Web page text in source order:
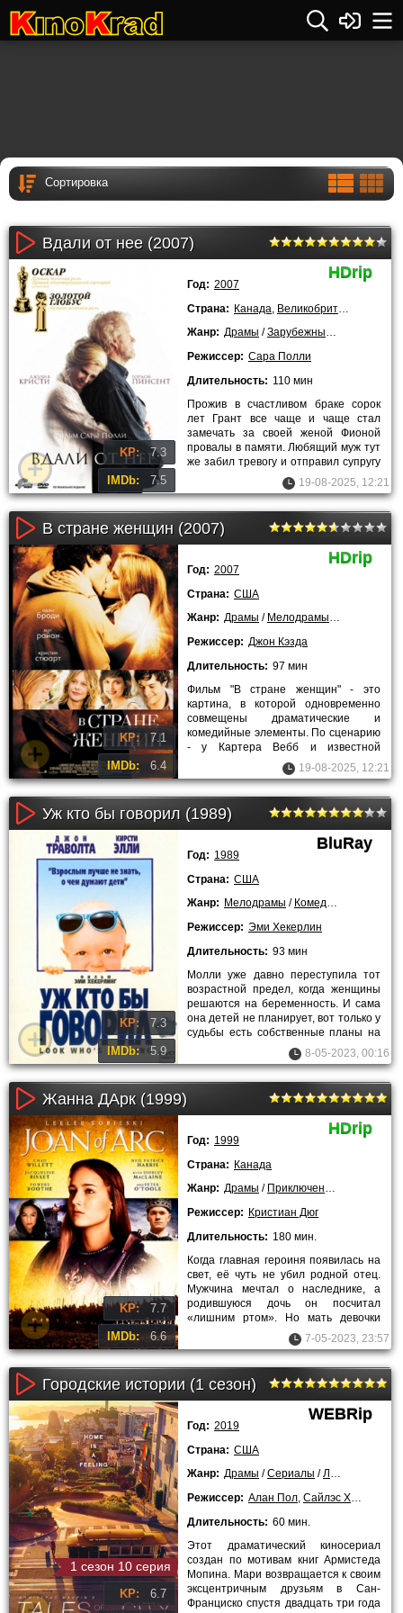
Вдали от нее (2007)
KP: 7.3
IMDb: 7.5
HDrip
Год: 2007
Страна: Канада Великобритания
Жанр: Драмы /Зарубежные /
Режиссер: Сара Полли
Длительность: 110 мин
Прожив в счастливом браке сорок
лет Грант все чаще и чаще стал
замечать за своей женой Фионой
провалы в памяти. Любящий муж тут
же забил тревогу и отправил супругу
19-08-2025, 12:21
В стране женщин (2007)
KP: 7.1
IMDb: 6.4
HDrip
Год: 2007
Страна: США
Жанр: Драмы / Мелодрамы/Комедии
Режиссер: Джон Кэзда
Длительность: 97 мин
Фильм "В стране женщин" - это
картина, в которой одновременно
совмещены драматические и
комедийные элементы. По сценарию
- у Картера Вебб и известной
актрисы Софии не сложилось с
19-08-2025, 12:21
Уж кто бы говорил (1989)
KP: 7.3
IMDb: 5.9
BluRay
Год: 1989
Страна: США
Жанр: Мелодрамы / Комедии
Режиссер: Эми Хекерлин
Длительность: 93 мин
Молли уже давно переступила тот
возрастной предел, когда женщины
решаются на беременность. И сама
она детей не планирует, вот только у
судьбы есть собственные планы на
8-05-2023, 00:16
Жанна ДАрк (1999)
KP: 7.7
IMDb: 6.6
HDrip
Год: 1999
Страна: Канада
Жанр: Драмы / Приключения
Режиссер: Кристиан Дюг
Длительность: 180 мин.
Когда главная героиня появилась на
свет, её чуть не убил родной отец.
Мужчина мечтал о наследнике, а
родившуюся дочь он посчитал
«лишним ртом». Но мать девочки
защитила своё дитя и не7-05-2023, 23:57
Городские истории (1 сезон)
1 сезон 10 серия
KP: 6.7
WEBRip
Год: 2019
Страна: США
Жанр: Драмы /Сериалы /Лучшие фильмы!
Режиссер: Алан Пол, Сайлэс Ховард
Длительность: 60 мин.
Этот драматический киносериал
создан по мотивам книг Армистеда
Мопина. Мари возвращается к своим
эксцентричным друзьям в Сан-
Франциско спустя двадцать три года